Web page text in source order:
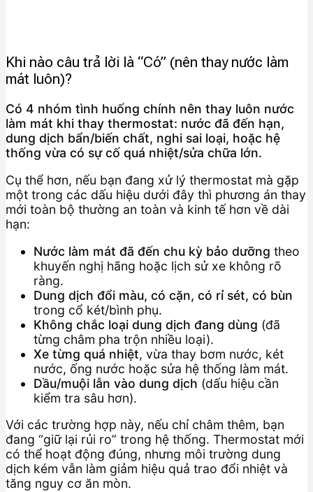
Khi nào câu trả lời là “Có” (nên thay nước làm
mát luôn)?
Có 4 nhóm tình huống chính nên thay luôn nước
làm mát khi thay thermostat: nước đã đến hạn,
dung dịch bẩn/biến chất, nghi sai loại, hoặc hệ
thống vừa có sự cố quá nhiệt/sửa chữa lớn.
Cụ thể hơn, nếu bạn đang xử lý thermostat mà gặp
một trong các dấu hiệu dưới đây thì phương án thay
mới toàn bộ thường an toàn và kinh tế hơn về dài
hạn:
Nước làm mát đã đến chu kỳ bảo dưỡng theo
khuyến nghị hãng hoặc lịch sử xe không rõ
ràng.
Dung dịch đổi màu, có cặn, có rỉ sét, có bùn
trong cổ két/bình phụ.
Không chắc loại dung dịch đang dùng (đã
từng châm pha trộn nhiều loại).
Xe từng quá nhiệt, vừa thay bơm nước, két
nước, ống nước hoặc sửa hệ thống làm mát.
Dầu/muội lẫn vào dung dịch (dấu hiệu cần
kiểm tra sâu hơn).
Với các trường hợp này, nếu chỉ châm thêm, bạn
đang “giữ lại rủi ro” trong hệ thống. Thermostat mới
có thể hoạt động đúng, nhưng môi trường dung
dịch kém vẫn làm giảm hiệu quả trao đổi nhiệt và
tăng nguy cơ ăn mòn.